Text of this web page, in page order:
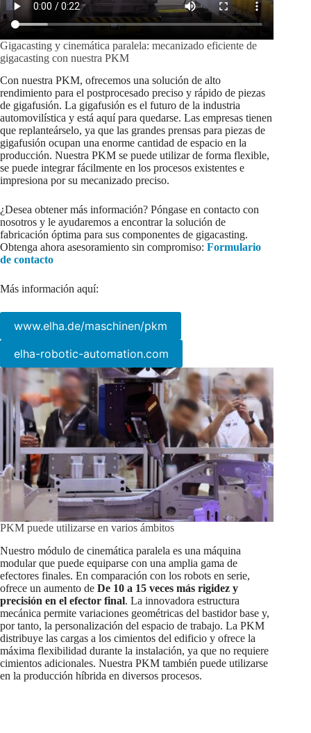
Gigacasting y cinemática paralela: mecanizado eficiente de
gigacasting con nuestra PKM
Con nuestra PKM, ofrecemos una solución de alto
rendimiento para el postprocesado preciso y rápido de piezas
de gigafusión. La gigafusión es el futuro de la industria
automovilística y está aquí para quedarse. Las empresas tienen
que replanteárselo, ya que las grandes prensas para piezas de
gigafusión ocupan una enorme cantidad de espacio en la
producción. Nuestra PKM se puede utilizar de forma flexible,
se puede integrar fácilmente en los procesos existentes e
impresiona por su mecanizado preciso.
¿Desea obtener más información? Póngase en contacto con
nosotros y le ayudaremos a encontrar la solución de
fabricación óptima para sus componentes de gigacasting.
Obtenga ahora asesoramiento sin compromiso: Formulario
de contacto
Más información aquí:
www.elha.de/maschinen/pkm
elha-robotic-automation.com
PKM puede utilizarse en varios ámbitos
Nuestro módulo de cinemática paralela es una máquina
modular que puede equiparse con una amplia gama de
efectores finales. En comparación con los robots en serie,
ofrece un aumento de De 10 a 15 veces más rigidez y
precisión en el efector final. La innovadora estructura
mecánica permite variaciones geométricas del bastidor base y,
por tanto, la personalización del espacio de trabajo. La PKM
distribuye las cargas a los cimientos del edificio y ofrece la
máxima flexibilidad durante la instalación, ya que no requiere
cimientos adicionales. Nuestra PKM también puede utilizarse
en la producción híbrida en diversos procesos.